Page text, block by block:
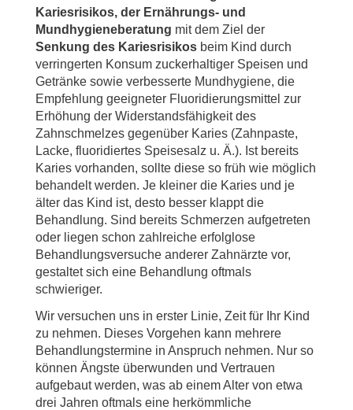
Kariesrisikos, der Ernährungs- und
Mundhygieneberatung mit dem Ziel der
Senkung des Kariesrisikos beim Kind durch
verringerten Konsum zuckerhaltiger Speisen und
Getränke sowie verbesserte Mundhygiene, die
Empfehlung geeigneter Fluoridierungsmittel zur
Erhöhung der Widerstandsfähigkeit des
Zahnschmelzes gegenüber Karies (Zahnpaste,
Lacke, fluoridiertes Speisesalz u. Ä.). Ist bereits
Karies vorhanden, sollte diese so früh wie möglich
behandelt werden. Je kleiner die Karies und je
älter das Kind ist, desto besser klappt die
Behandlung. Sind bereits Schmerzen aufgetreten
oder liegen schon zahlreiche erfolglose
Behandlungsversuche anderer Zahnärzte vor,
gestaltet sich eine Behandlung oftmals
schwieriger.
Wir versuchen uns in erster Linie, Zeit für Ihr Kind
zu nehmen. Dieses Vorgehen kann mehrere
Behandlungstermine in Anspruch nehmen. Nur so
können Ängste überwunden und Vertrauen
aufgebaut werden, was ab einem Alter von etwa
drei Jahren oftmals eine herkömmliche